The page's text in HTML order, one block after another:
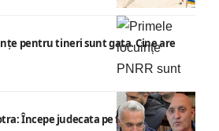
pentru tineri sunt gata. Cine are
Începe judecata pe fond